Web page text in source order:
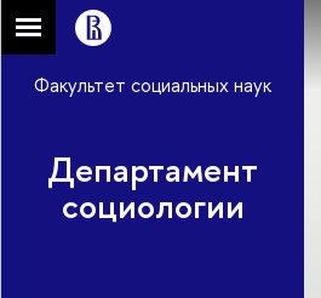
Факультет социальных наук
Департамент
социологии